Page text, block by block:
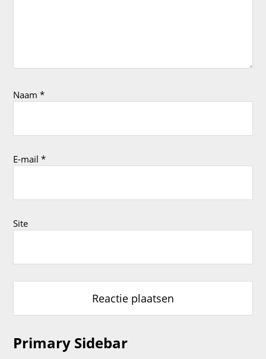
Naam*
E-mail*
Site
Primary Sidebar